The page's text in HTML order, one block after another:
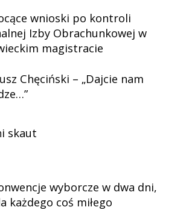
wnioski po kontroli
Izby Obrachunkowej w
magistracie
Chęciński – „Dajcie nam
skaut
wyborcze w dwa dni,
każdego coś miłego